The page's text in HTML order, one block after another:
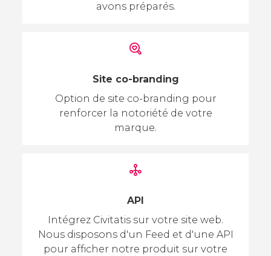
avons préparés.
Site co-branding
Option de site co-branding pour
renforcer la notoriété de votre
marque.
API
Intégrez Civitatis sur votre site web.
Nous disposons d'un Feed et d'une API
pour afficher notre produit sur votre